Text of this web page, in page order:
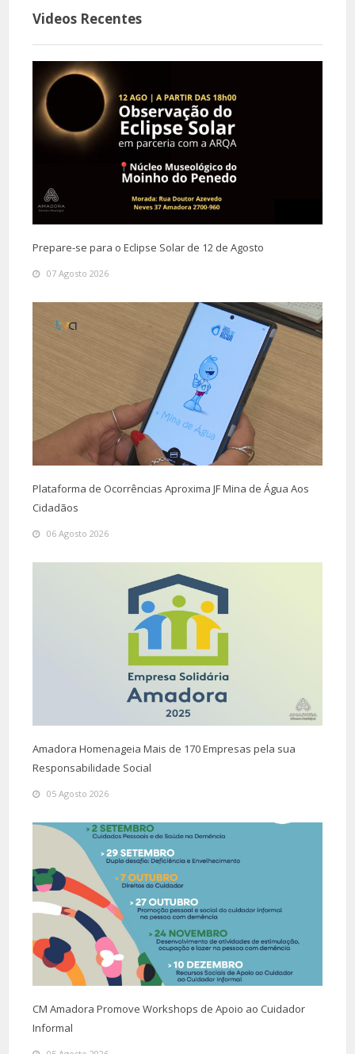
Videos Recentes
Prepare-se para o Eclipse Solar de 12 de Agosto
07 Agosto 2026
Plataforma de Ocorrências Aproxima JF Mina de Água Aos
Cidadãos
06 Agosto 2026
Amadora Homenageia Mais de 170 Empresas pela sua
Responsabilidade Social
05 Agosto 2026
CM Amadora Promove Workshops de Apoio ao Cuidador
Informal